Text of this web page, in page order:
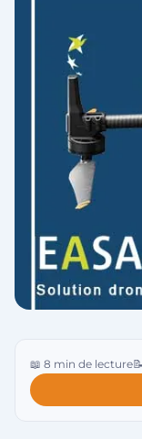
📖 8 min de lecture